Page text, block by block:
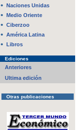
• Naciones Unidas
• Medio Oriente
• Ciberzoo
• América Latina
• Libros
Ediciones
Anteriores
Ultima edición
Otras publicaciones